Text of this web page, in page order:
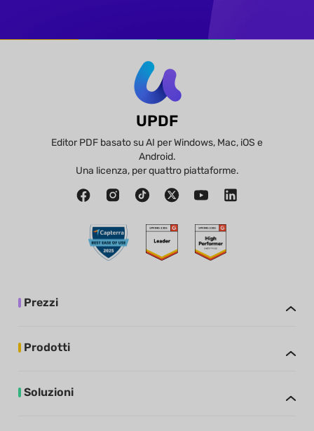
UPDF
Editor PDF basato su AI per Windows, Mac, iOS e
Android.
Una licenza, per quattro piattaforme.
Prezzi
Prodotti
Soluzioni